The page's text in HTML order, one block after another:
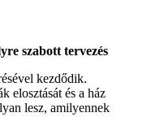
szabott tervezés
kezdődik.
elosztását és a ház
lesz, amilyennek